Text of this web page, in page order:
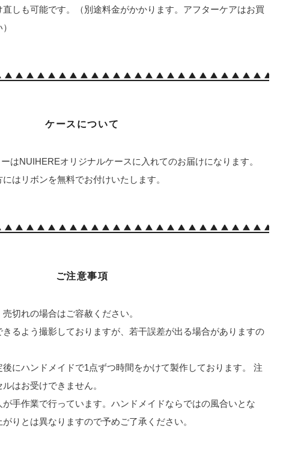
しも可能です。（別途料金がかかります。アフターケアはお買
ケースについて
はNUIHEREオリジナルケースに入れてのお届けになります。
はリボンを無料でお付けいたします。
ご注意事項
切れの場合はご容赦ください。
るよう撮影しておりますが、若干誤差が出る場合がありますの
にハンドメイドで1点ずつ時間をかけて製作しております。 注
はお受けできません。
手作業で行っています。ハンドメイドならではの風合いとな
りとは異なりますので予めご了承ください。